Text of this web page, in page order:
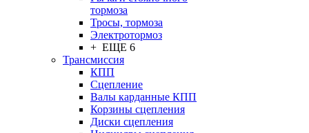
тормоза
Тросы, тормоза
Электротормоз
+ ЕЩЕ 6
Трансмиссия
КПП
Сцепление
Валы карданные КПП
Корзины сцепления
Диски сцепления